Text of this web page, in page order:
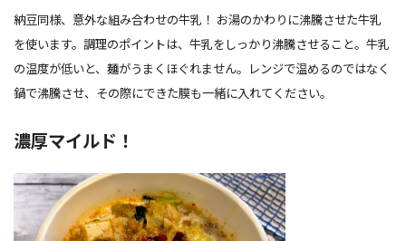
納豆同様、意外な組み合わせの牛乳！ お湯のかわりに沸騰させた牛乳
を使います。調理のポイントは、牛乳をしっかり沸騰させること。牛乳
の温度が低いと、麺がうまくほぐれません。レンジで温めるのではなく
鍋で沸騰させ、その際にできた膜も一緒に入れてください。
濃厚マイルド！